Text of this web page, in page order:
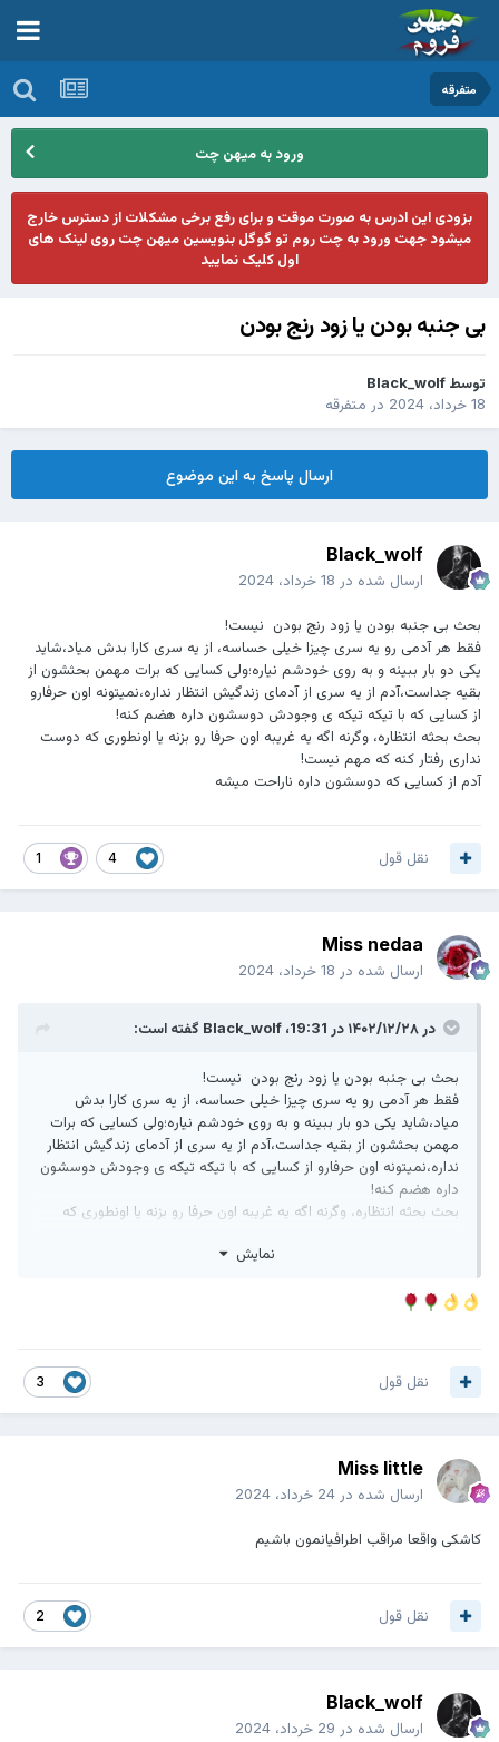
متفرقه
ورود به میهن چت
بزودی این ادرس به صورت موقت و برای رفع برخی مشکلات از دسترس خارج
میشود جهت ورود به چت روم تو گوگل بنویسین میهن چت روی لینک های
اول کلیک نمایید
بی جنبه بودن یا زود رنج بودن
توسط Black_wolf
18 خرداد، 2024
در متفرقه
ارسال پاسخ به این موضوع
Black_wolf
ارسال شده در 18 خرداد، 2024
بحث بی جنبه بودن یا زود رنج بودن نیست!
فقط هر آدمی رو یه سری چیزا خیلی حساسه، از یه سری کارا بدش میاد،شاید
یکی دو بار ببینه و به روی خودشم نیاره؛ولی کسایی که برات مهمن بحثشون از
بقیه جداست،آدم از یه سری از آدمای زندگیش انتظار نداره،نمیتونه اون حرفارو
از کسایی که با تیکه تیکه ی وجودش دوسشون داره هضم کنه!
بحث بحثه انتظاره، وگرنه اگه یه غریبه اون حرفا رو بزنه یا اونطوری که دوست
نداری رفتار کنه که مهم نیست!
آدم از کسایی که دوسشون داره ناراحت میشه
4 نقل قول
Miss nedaa
ارسال شده در 18 خرداد، 2024
در ۱۴۰۲/۱۲/۲۸ در 19:31، Black_wolfگفته است:
بحث بی جنبه بودن یا زود رنج بودن نیست!
فقط هر آدمی رو یه سری چیزا خیلی حساسه، از یه سری کارا بدش
میاد،شاید یکی دو بار ببینه و به روی خودشم نیاره؛ولی کسایی که برات
مهمن بحثشون از بقیه جداست،آدم از یه سری از آدمای زندگیش انتظار
نداره،نمیتونه اون حرفارو از کسایی که با تیکه تیکه ی وجودش دوسشون
داره هضم کنه!
بحث بحثه انتظاره، وگرنه اگه یه غریبه اون حرفا رو بزنه یا اونطوری که
آدم از کسایی که دوسشون داره ناراحت میشه
نمایش
3 نقل قول
Miss little
ارسال شده در 24 خرداد، 2024
کاشکی واقعا مراقب اطرافیانمون باشیم
2 نقل قول
Black_wolf
ارسال شده در 29 خرداد، 2024